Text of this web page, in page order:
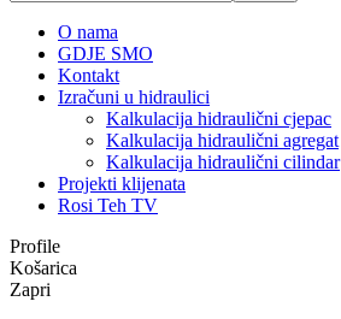
O nama
GDJE SMO
Kontakt
Izračuni u hidraulici
Kalkulacija hidraulični cjepac
Kalkulacija hidraulični agregat
Kalkulacija hidraulični cilindar
Projekti klijenata
Rosi Teh TV
Profile
Košarica
Zapri